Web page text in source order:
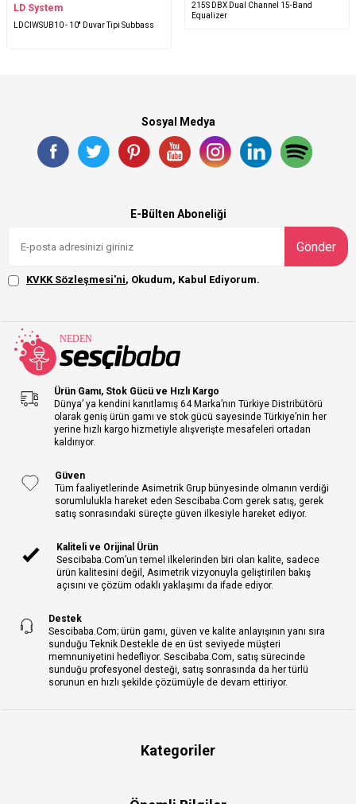
LD System
LDCIWSUB10 - 10'' Duvar Tipi Subbass
215S DBX Dual Channel 15-Band
Equalizer
Sosyal Medya
E-Bülten Aboneliği
Gönder
KVKK Sözleşmesi'ni, Okudum, Kabul Ediyorum.
Ürün Gamı, Stok Gücü ve Hızlı Kargo
Dünya’ ya kendini kanıtlamış 64 Marka’nın Türkiye Distribütörü
olarak geniş ürün gamı ve stok gücü sayesinde Türkiye’nin her
yerine hızlı kargo hizmetiyle alışverişte mesafeleri ortadan
kaldırıyor.
Güven
Tüm faaliyetlerinde Asimetrik Grup bünyesinde olmanın verdiği
sorumlulukla hareket eden Sescibaba.Com gerek satış, gerek
satış sonrasındaki süreçte güven ilkesiyle hareket ediyor.
Kaliteli ve Orijinal Ürün
Sescibaba.Com’un temel ilkelerinden biri olan kalite, sadece
ürün kalitesini değil, Asimetrik vizyonuyla geliştirilen bakış
açısını ve çözüm odaklı yaklaşımı da ifade ediyor.
Destek
Sescibaba.Com; ürün gamı, güven ve kalite anlayışının yanı sıra
sunduğu Teknik Destekle de en üst seviyede müşteri
memnuniyetini hedefliyor. Sescibaba.Com, satış sürecinde
sunduğu profesyonel desteği, satış sonrasında da her türlü
sorunun en hızlı şekilde çözümüyle de devam ettiriyor.
Kategoriler